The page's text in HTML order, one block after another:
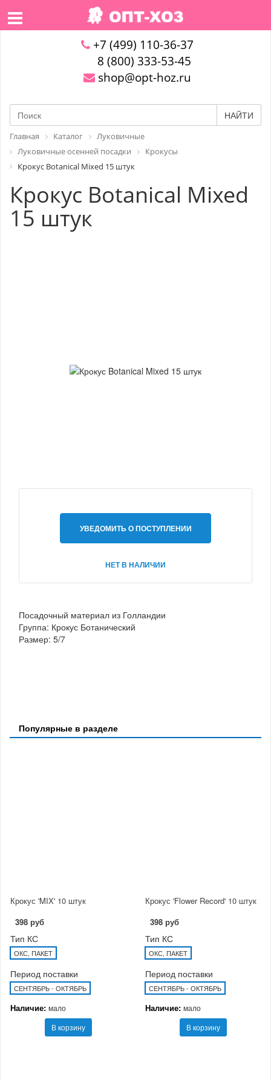
+7 (499) 110-36-37
8 (800) 333-53-45
shop@opt-hoz.ru
НАЙТИ
Главная Каталог
Луковичные
Луковичные осенней посадки
Крокусы
Крокус Botanical Mixed 15 штук
Крокус Botanical Mixed
15 штук
УВЕДОМИТЬ О ПОСТУПЛЕНИИ
НЕТ В НАЛИЧИИ
Посадочный материал из Голландии
Группа: Крокус Ботанический
Размер: 5/7
Популярные в разделе
Крокус 'MIX' 10 штук
398 руб
Тип КС
ОКС, ПАКЕТ
Период поставки
СЕНТЯБРЬ - ОКТЯБРЬ
Наличие: мало
В корзину
Крокус 'Flower Record' 10 штук
398 руб
Тип КС
ОКС, ПАКЕТ
Период поставки
СЕНТЯБРЬ - ОКТЯБРЬ
Наличие: мало
В корзину